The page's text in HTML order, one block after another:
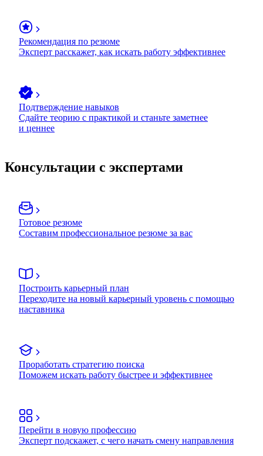
Рекомендация по резюме
Эксперт расскажет, как искать работу эффективнее
Подтверждение навыков
Сдайте теорию с практикой и станьте заметнее
и ценнее
Консультации с экспертами
Готовое резюме
Составим профессиональное резюме за вас
Построить карьерный план
Переходите на новый карьерный уровень с помощью
наставника
Проработать стратегию поиска
Поможем искать работу быстрее и эффективнее
Перейти в новую профессию
Эксперт подскажет, с чего начать смену направления